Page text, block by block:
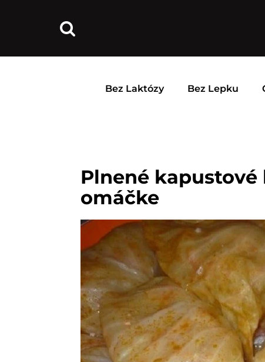
Bez Laktózy Bez Lepku
Plnené
omáčke